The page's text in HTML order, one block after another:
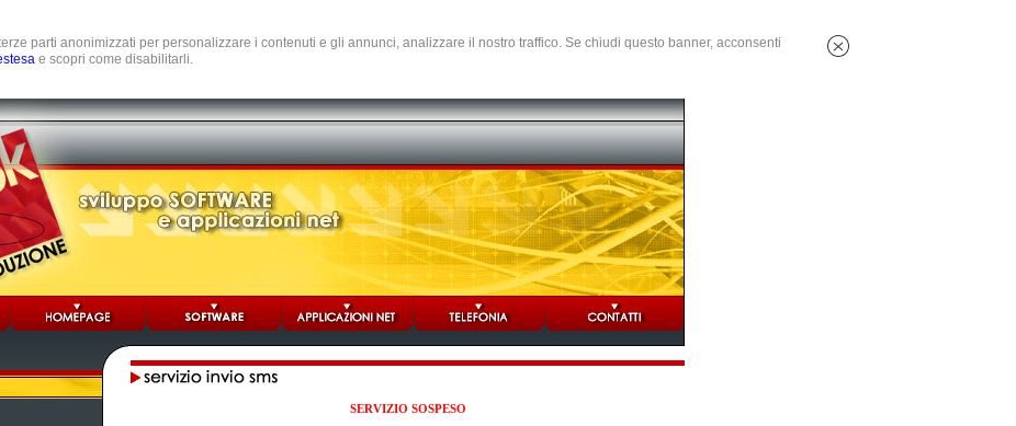
parti anonimizzati per personalizzare i contenuti e gli annunci, analizzare il nostro traffico. Se chiudi questo banner, acconsenti
e scopri come disabilitarli.
SERVIZIO SOSPESO